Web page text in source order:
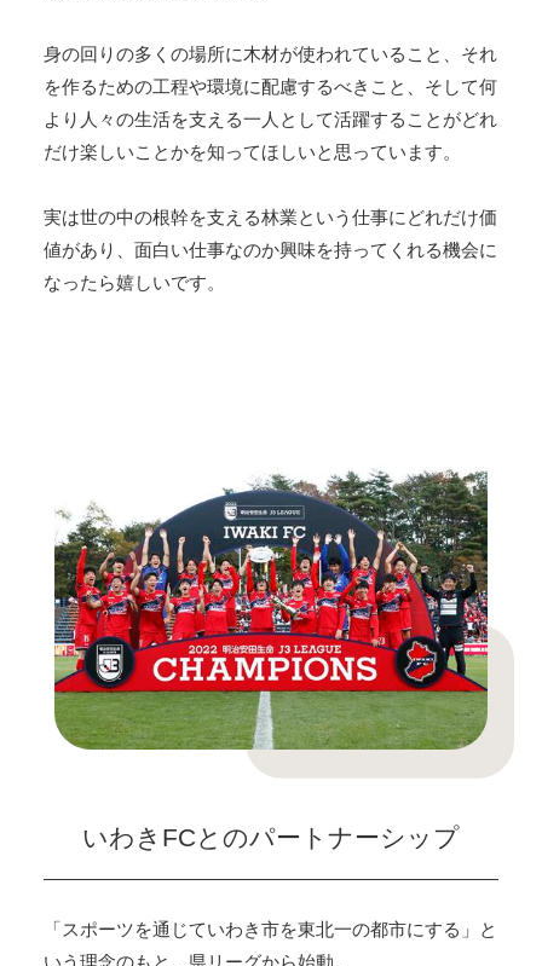
身の回りの多くの場所に木材が使われていること、それ
を作るための工程や環境に配慮するべきこと、そして何
より人々の生活を支える一人として活躍することがどれ
だけ楽しいことかを知ってほしいと思っています。
実は世の中の根幹を支える林業という仕事にどれだけ価
値があり、面白い仕事なのか興味を持ってくれる機会に
なったら嬉しいです。
いわきFCとのパートナーシップ
「スポーツを通じていわき市を東北一の都市にする」と
いう理念のもと、県リーグから始動。